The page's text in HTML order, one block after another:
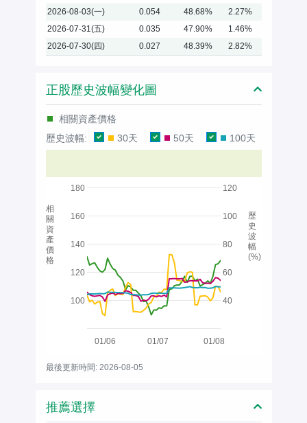
2026-08-03(一)
0.054 48.68%
2.27%
2026-07-31(五)
0.035 47.90%
1.46%
2026-07-30(四)
0.027 48.39% 2.82%
正股歷史波幅變化圖
相關資產價格
歷史波幅:
30天 50天 100天
01/06 01/07 01/08
100
120
140
160
180
40
60
80
100
120
相
關
資
產
價
格
歷
史
波
幅
(%)
最後更新時間: 2026-08-05
推薦選擇